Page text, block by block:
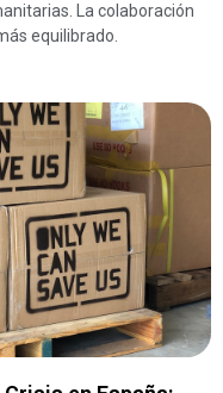
La colaboración
equilibrado.